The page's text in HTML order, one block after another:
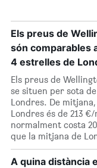
Els preus de
són comparables
4 estrelles de
Els preus de
se situen per sota
Londres. De
Londres és de 213
normalment costa
que la mitjana de
A quina distància